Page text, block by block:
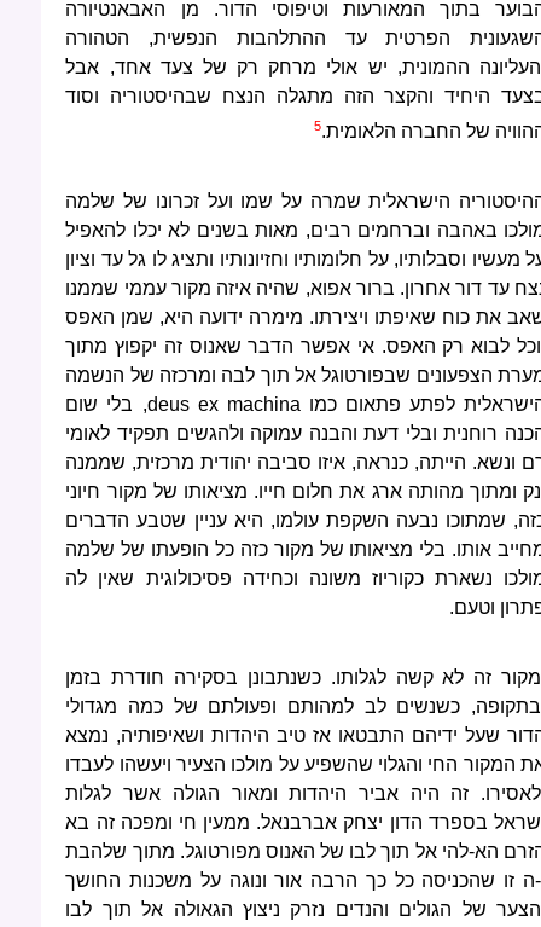
בתוך המאורעות וטיפוסי הדור. מן האבאנטיורה
הפרטית עד ההתלהבות הנפשית, הטהורה
ההמונית, יש אולי מרחק רק של צעד אחד, אבל
היחיד והקצר הזה מתגלה הנצח שבהיסטוריה וסוד
של החברה הלאומית.5
הישראלית שמרה על שמו ועל זכרונו של שלמה
באהבה וברחמים רבים, מאות בשנים לא יכלו להאפיל
מעשיו וסבלותיו, על חלומותיו וחזיונותיו ותציג לו גל עד וציון
עד דור אחרון. ברור אפוא, שהיה איזה מקור עממי שממנו
את כוח שאיפתו ויצירתו. מימרה ידועה היא, שמן האפס
לבוא רק האפס. אי אפשר הדבר שאנוס זה יקפוץ מתוך
הצפעונים שבפורטוגל אל תוך לבה ומרכזה של הנשמה
לפתע פתאום כמו deus ex machina, בלי שום
רוחנית ובלי דעת והבנה עמוקה ולהגשים תפקיד לאומי
ונשא. הייתה, כנראה, איזו סביבה יהודית מרכזית, שממנה
ומתוך מהותה ארג את חלום חייו. מציאותו של מקור חיוני
שמתוכו נבעה השקפת עולמו, היא עניין שטבע הדברים
אותו. בלי מציאותו של מקור כזה כל הופעתו של שלמה
נשארת כקוריוז משונה וכחידה פסיכולוגית שאין לה
וטעם.
זה לא קשה לגלותו. כשנתבונן בסקירה חודרת בזמן
כשנשים לב למהותם ופעולתם של כמה מגדולי
שעל ידיהם התבטאו אז טיב היהדות ושאיפותיה, נמצא
המקור החי והגלוי שהשפיע על מולכו הצעיר ויעשהו לעבדו
זה היה אביר היהדות ומאור הגולה אשר לגלות
בספרד הדון יצחק אברבנאל. ממעין חי ומפכה זה בא
הא-להי אל תוך לבו של האנוס מפורטוגל. מתוך שלהבת
ה זו שהכניסה כל כך הרבה אור ונוגה על משכנות החושך
של הגולים והנדים נזרק ניצוץ הגאולה אל תוך לבו